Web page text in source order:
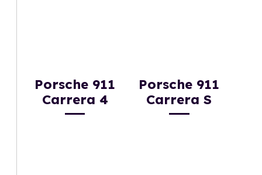
Porsche 911
Carrera 4
Porsche 911
Carrera S